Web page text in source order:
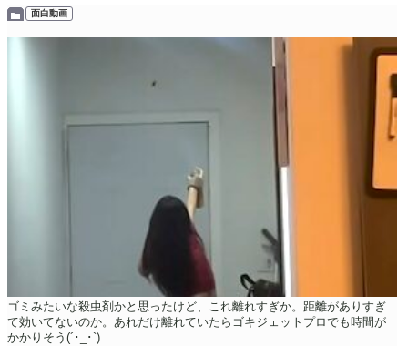
面白動画
ゴミみたいな殺虫剤かと思ったけど、これ離れすぎか。距離がありすぎ
て効いてないのか。あれだけ離れていたらゴキジェットプロでも時間が
かかりそう(´･_･`)